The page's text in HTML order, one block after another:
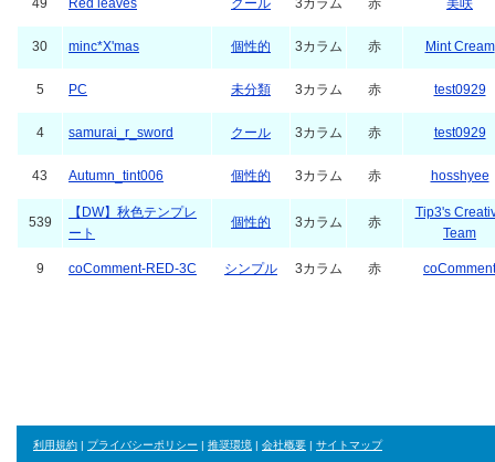
16 galtic キレイ 3カラム 赤 310
49 Red leaves クール 3カラム 赤 美咲
30 minc*X'mas 個性的 3カラム 赤 Mint Cream
5 PC 未分類 3カラム 赤 test0929
4 samurai_r_sword クール 3カラム 赤 test0929
Autumn_tint006 hosshyee
【DW】秋色テンプレ
Tip3's